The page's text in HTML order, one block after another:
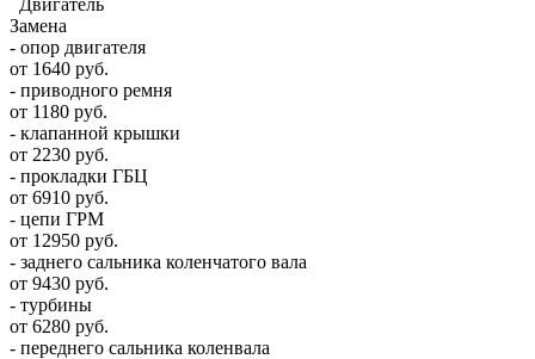
Замена
- опор двигателя
от 1640 руб.
- приводного ремня
от 1180 руб.
- клапанной крышки
от 2230 руб.
- прокладки ГБЦ
от 6910 руб.
- цепи ГРМ
от 12950 руб.
- заднего сальника коленчатого вала
от 9430 руб.
- турбины
от 6280 руб.
- переднего сальника коленвала